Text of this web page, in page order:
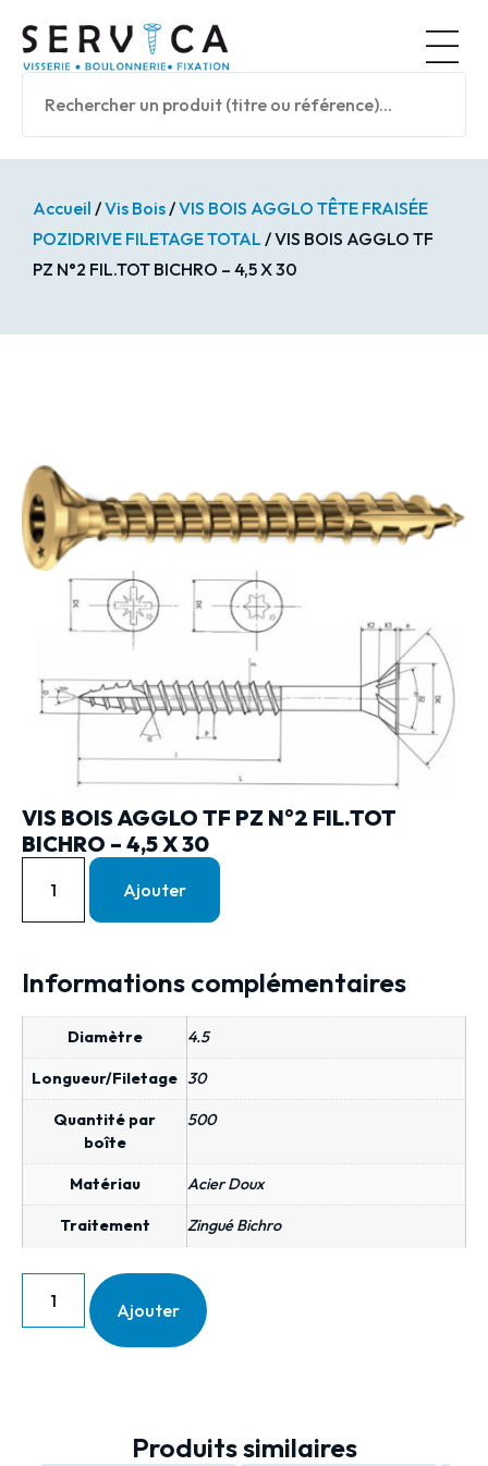
Accueil /Vis Bois/VIS BOIS AGGLO TÊTE FRAISÉE
POZIDRIVE FILETAGE TOTAL / VIS BOIS AGGLO TF
PZ N°2 FIL.TOT BICHRO – 4,5 X 30
VIS BOIS AGGLO TF PZ N°2 FIL.TOT
BICHRO – 4,5 X 30
Ajouter
Informations complémentaires
Diamètre 4.5
Longueur/Filetage 30
Quantité par
boîte
500
Matériau Acier Doux
Traitement Zingué Bichro
Ajouter
Produits similaires